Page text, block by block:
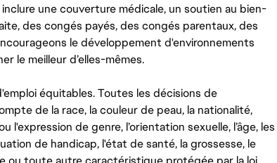
une couverture médicale, un soutien au bien-
des congés payés, des congés parentaux, des
le développement d'environnements
le meilleur d’elles-mêmes.
équitables. Toutes les décisions de
de la race, la couleur de peau, la nationalité,
l'expression de genre, l’orientation sexuelle, l’âge, les
de handicap, l'état de santé, la grossesse, le